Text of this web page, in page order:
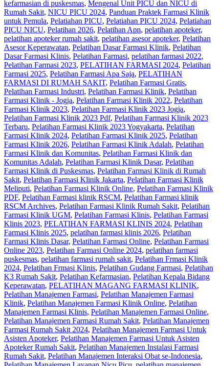
kefarmasian di puskesmas, Mengenal Unit PICU dan NICU di
Rumah Sakit, NICU PICU 2024, Panduan Praktek Farmasi Klinik
untuk Pemula, Pelatiahan PICU, Pelatiahan PICU 2024, Pelatiahan
PICU NICU, Pelatihan 2026, Pelatihan Apn, pelatihan apoteker,
pelatihan apoteker rumah sakit, pelatihan asesor apoteker, Pelatihan
Asesor Keperawatan, Pelatihan Dasar Farmasi Klinik, Pelatihan
Dasar Farmasi Klinis, Pelatihan Farmasi, pelatihan farmasi 2022,
Pelatihan Farmasi 2023, PELATIHAN FARMASI 2024, Pelatihan
Farmasi 2025, Pelatihan Farmasi Apa Saja, PELATIHAN
FARMASI DI RUMAH SAKIT, Pelatihan Farmasi Gratis,
Pelatihan Farmasi Industri, Pelatihan Farmasi Klinik, Pelatihan
Farmasi Klinik - Jogja, Pelatihan Farmasi Klinik 2022, Pelatihan
Farmasi Klinik 2023, Pelatihan Farmasi Klinik 2023 Jogja,
Pelatihan Farmasi Klinik 2023 Pdf, Pelatihan Farmasi Klinik 2023
Terbaru, Pelatihan Farmasi Klinik 2023 Yogyakarta, Pelatihan
Farmasi Klinik 2024, Pelatihan Farmasi Klinik 2025, Pelatihan
Farmasi Klinik 2026, Pelatihan Farmasi Klinik Adalah, Pelatihan
Farmasi Klinik dan Komunitas, Pelatihan Farmasi Klinik dan
Komunitas Adalah, Pelatihan Farmasi Klinik Dasar, Pelatihan
Farmasi Klinik di Puskesmas, Pelatihan Farmasi Klinik di Rumah
Sakit, Pelatihan Farmasi Klinik Jakarta, Pelatihan Farmasi Klinik
Meliputi, Pelatihan Farmasi Klinik Online, Pelatihan Farmasi Klinik
PDF, Pelatihan Farmasi klinik RSCM, Pelatihan Farmasi klinik
RSCM Archives, Pelatihan Farmasi Klinik Rumah Sakit, Pelatihan
Farmasi Klinik UGM, Pelatihan Farmasi Klinis, Pelatihan Farmasi
Klinis 2023, PELATIHAN FARMASI KLINIS 2024, Pelatihan
Farmasi Klinis 2025, pelatihan farmasi klinis 2026, Pelatihan
Farmasi Klinis Dasar, Pelatihan Farmasi Online, Pelatihan Farmasi
Online 2023, Pelatihan Farmasi Online 2024, pelatihan farmasi
puskesmas, pelatihan farmasi rumah sakit, Pelatihan Frmasi Klinik
2024, Pelatihan Frmasi Klinis, Pelatihan Gudang Farmasi, Pelatihan
K3 Rumah Sakit, Pelatihan Kefarmasian, Pelatihan Kepala Bidang
Keperawatan, PELATIHAN MAGANG FARMASI KLINIK,
Pelatihan Manajemen Farmasi, Pelatihan Manajemen Farmasi
Klinik, Pelatihan Manajemen Farmasi Klinik Online, Pelatihan
Manajemen Farmasi Klinis, Pelatihan Manajemen Farmasi Online,
Pelatihan Manajemen Farmasi Rumah Sakit, Pelatihan Manajemen
Farmasi Rumah Sakit 2024, Pelatihan Manajemen Farmasi Untuk
Asisten Apoteker, Pelatihan Manajemen Farmasi Untuk Asisten
Apoteker Rumah Sakit, Pelatihan Manajemen Instalasi Farmasi
Rumah Sakit, Pelatihan Manajemen Interaksi Obat se-Indonesia,